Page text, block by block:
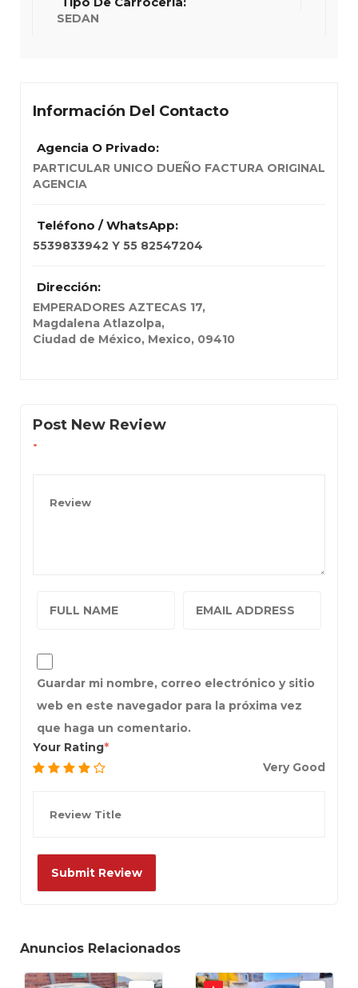
SEDAN
Información Del Contacto
Agencia O Privado:
PARTICULAR UNICO DUEÑO FACTURA ORIGINAL
AGENCIA
Teléfono / WhatsApp:
5539833942 Y 55 82547204
Dirección:
EMPERADORES AZTECAS 17,
Magdalena Atlazolpa,
Ciudad de México, Mexico, 09410
Post New Review
Guardar mi nombre, correo electrónico y sitio
web en este navegador para la próxima vez
que haga un comentario.
Your Rating
Very Good
Anuncios Relacionados